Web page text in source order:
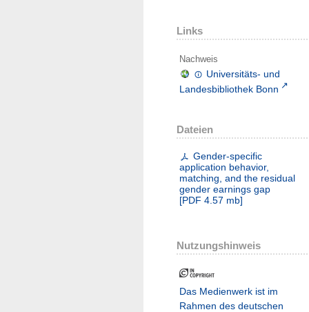
Links
Nachweis
Universitäts- und
Landesbibliothek Bonn
Dateien
Gender-specific
application behavior,
matching, and the residual
gender earnings gap
[PDF 4.57 mb]
Nutzungshinweis
Das Medienwerk ist im
Rahmen des deutschen